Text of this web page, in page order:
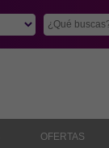
OFERTAS